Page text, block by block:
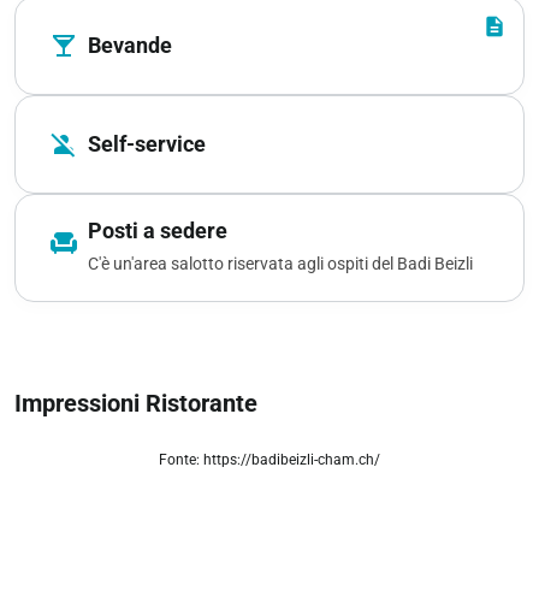
description
local_bar Bevande
person_off Self-service
chair Posti a sedere
C'è un'area salotto riservata agli ospiti del Badi Beizli
Impressioni Ristorante
Fonte: https://badibeizli-cham.ch/